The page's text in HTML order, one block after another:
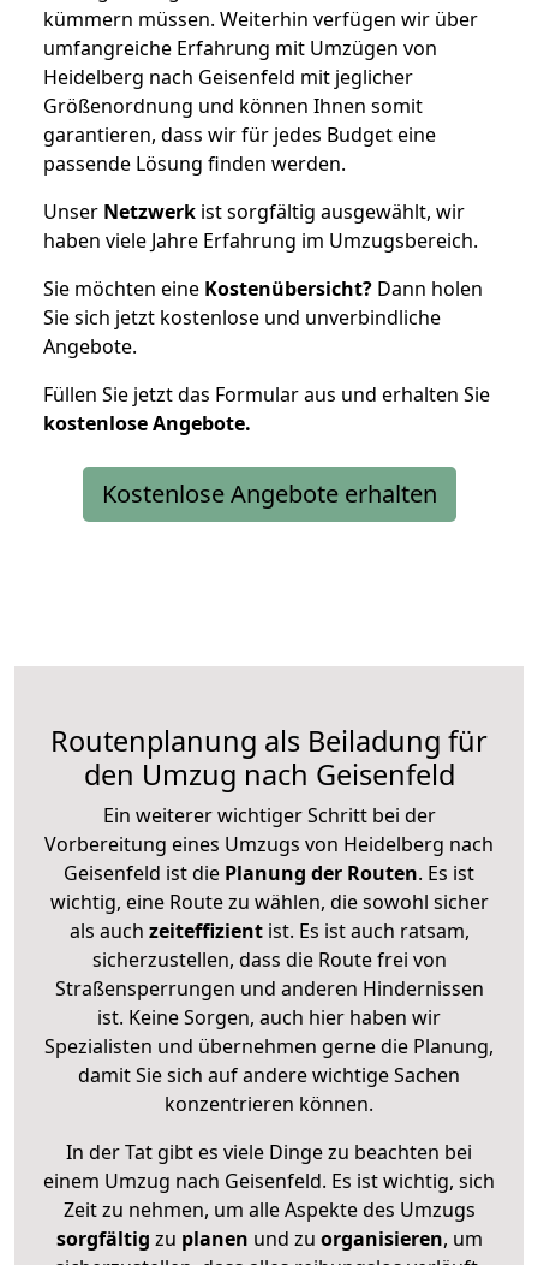
kümmern müssen. Weiterhin verfügen wir über
umfangreiche Erfahrung mit Umzügen von
Heidelberg nach Geisenfeld mit jeglicher
Größenordnung und können Ihnen somit
garantieren, dass wir für jedes Budget eine
passende Lösung finden werden.
Unser Netzwerk ist sorgfältig ausgewählt, wir
haben viele Jahre Erfahrung im Umzugsbereich.
Sie möchten eine Kostenübersicht? Dann holen
Sie sich jetzt kostenlose und unverbindliche
Angebote.
Füllen Sie jetzt das Formular aus und erhalten Sie
kostenloseAngebote.
Kostenlose Angebote erhalten
Routenplanung als Beiladung für
den Umzug nach Geisenfeld
Ein weiterer wichtiger Schritt bei der
Vorbereitung eines Umzugs von Heidelberg nach
Geisenfeld ist die Planung der Routen. Es ist
wichtig, eine Route zu wählen, die sowohl sicher
als auch zeiteffizientist. Es ist auch ratsam,
sicherzustellen, dass die Route frei von
Straßensperrungen und anderen Hindernissen
ist. Keine Sorgen, auch hier haben wir
Spezialisten und übernehmen gerne die Planung,
damit Sie sich auf andere wichtige Sachen
konzentrieren können.
In der Tat gibt es viele Dinge zu beachten bei
einem Umzug nach Geisenfeld. Es ist wichtig, sich
Zeit zu nehmen, um alle Aspekte des Umzugs
sorgfältig zu planen und zu organisieren, um